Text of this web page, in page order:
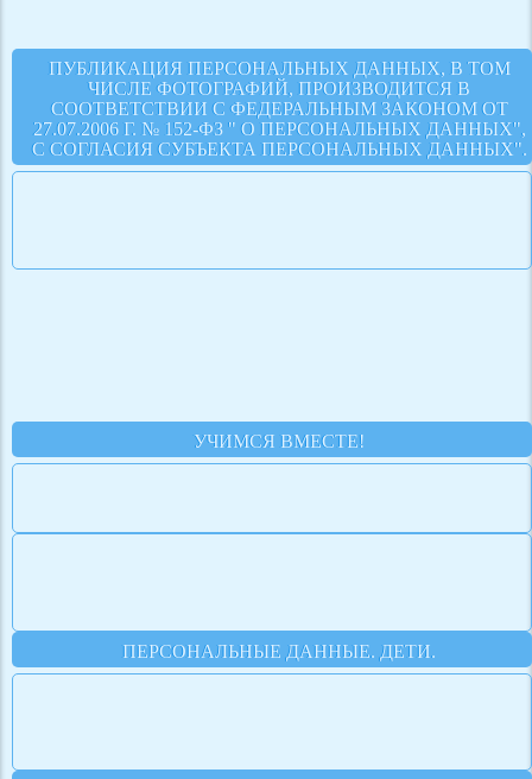
ПУБЛИКАЦИЯ ПЕРСОНАЛЬНЫХ ДАННЫХ, В ТОМ
ЧИСЛЕ ФОТОГРАФИЙ, ПРОИЗВОДИТСЯ В
СООТВЕТСТВИИ С ФЕДЕРАЛЬНЫМ ЗАКОНОМ ОТ
27.07.2006 Г. № 152-ФЗ " О ПЕРСОНАЛЬНЫХ ДАННЫХ",
С СОГЛАСИЯ СУБЪЕКТА ПЕРСОНАЛЬНЫХ ДАННЫХ".
УЧИМСЯ ВМЕСТЕ!
ПЕРСОНАЛЬНЫЕ ДАННЫЕ. ДЕТИ.